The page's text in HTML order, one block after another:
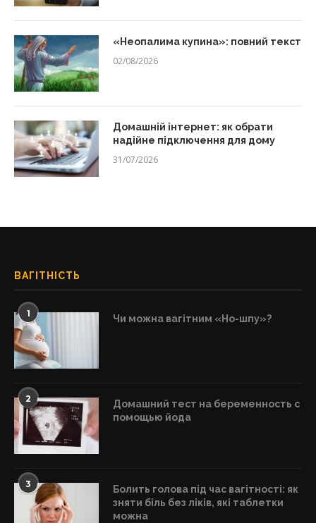
«Неопалима купина»: повний текст
02/08/2026
Домашній інтернет: як обрати
надійне підключення для дому
31/07/2026
ВАГІТНІСТЬ
1 Чи можна вагітним «Но-шпу»?
2
Домашний тест на беременность с
помощью йода
3
Болить голова під час вагітності: як
зняти біль без ліків, які таблетки
можна